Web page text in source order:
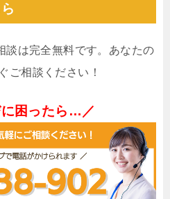
談は完全無料です。あなたの
ご相談ください！
困ったら…／